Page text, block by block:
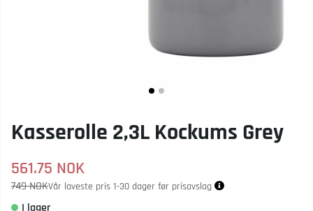
Kasserolle 2,3L Kockums Grey
561.75 NOK
749 NOKVår laveste pris 1-30 dager før prisavslag